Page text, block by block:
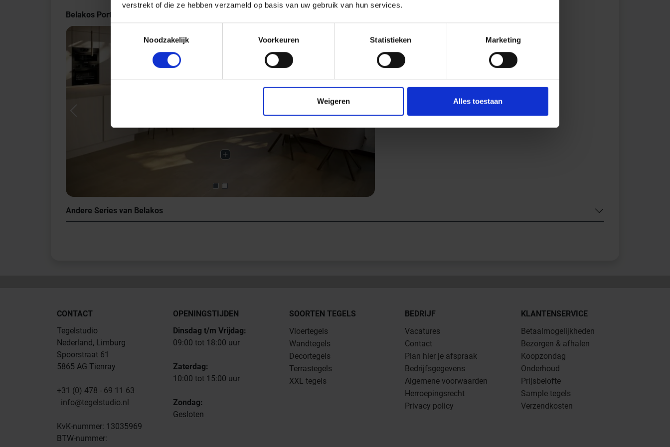
verstrekt of die ze hebben verzameld op basis van uw gebruik van hun services.
Toestemmingsselectie
Noodzakelijk
Voorkeuren Statistieken Marketing
Weigeren Alles toestaan
Belakos Portico Indrukken
Previous Next
Andere Series van Belakos
CONTACT
Tegelstudio
Nederland, Limburg
Spoorstraat 61
5865 AG Tienray
+31 (0) 478 - 69 11 63
info@tegelstudio.nl
KvK-nummer: 13035969
BTW-nummer:
OPENINGSTIJDEN
Dinsdag t/m Vrijdag:
09:00 tot 18:00 uur
Zaterdag:
10:00 tot 15:00 uur
Zondag:
Gesloten
SOORTEN TEGELS
Vloertegels
Wandtegels
Decortegels
Terrastegels
XXL tegels
BEDRIJF
Vacatures
Contact
Plan hier je afspraak
Bedrijfsgegevens
Algemene voorwaarden
Herroepingsrecht
Privacy policy
KLANTENSERVICE
Betaalmogelijkheden
Bezorgen & afhalen
Koopzondag
Onderhoud
Prijsbelofte
Sample tegels
Verzendkosten